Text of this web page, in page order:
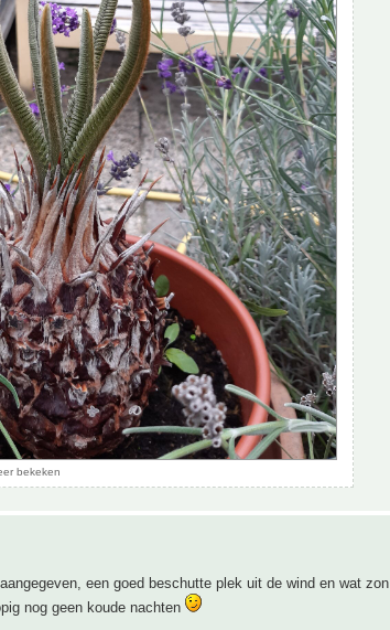
bekeken
een goed beschutte plek uit de wind en wat zon
nog geen koude nachten